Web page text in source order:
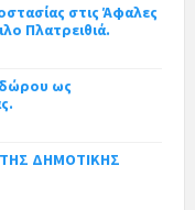
στις Άφαλες
Πλατρειθιά.
ως
ΔΗΜΟΤΙΚΗΣ